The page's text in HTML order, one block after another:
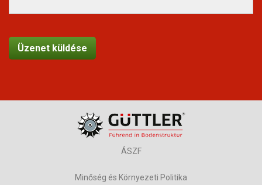
ÁSZF
Minőség és Környezeti Politika